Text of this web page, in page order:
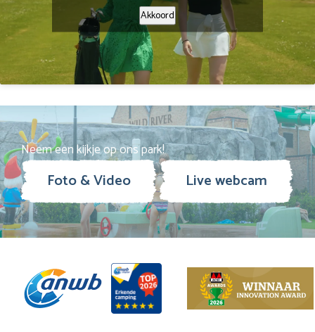
Akkoord
Neem een kijkje op ons park!
Foto & Video Live webcam